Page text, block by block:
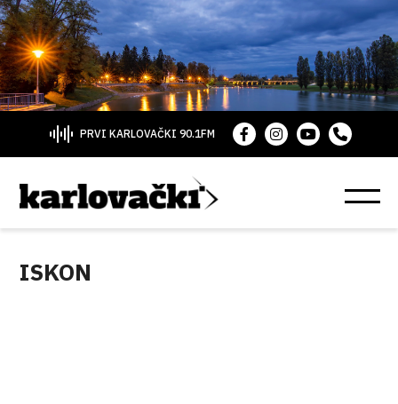
PRVI KARLOVAČKI 90.1FM
ISKON